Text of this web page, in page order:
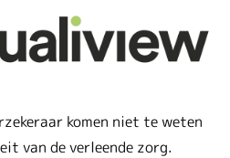
komen niet te weten
van de verleende zorg.